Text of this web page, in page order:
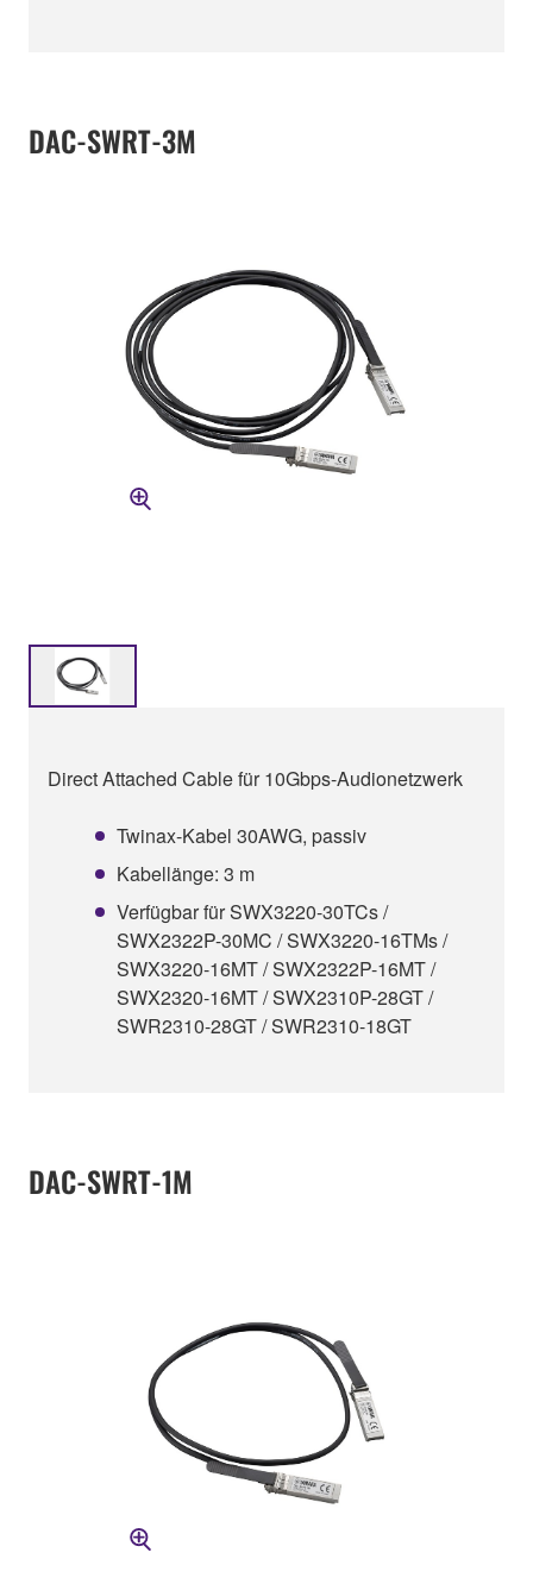
DAC-SWRT-3M
Direct Attached Cable für 10Gbps-Audionetzwerk
Twinax-Kabel 30AWG, passiv
Kabellänge: 3 m
Verfügbar für SWX3220-30TCs /
SWX2322P-30MC / SWX3220-16TMs /
SWX3220-16MT / SWX2322P-16MT /
SWX2320-16MT / SWX2310P-28GT /
SWR2310-28GT / SWR2310-18GT
DAC-SWRT-1M